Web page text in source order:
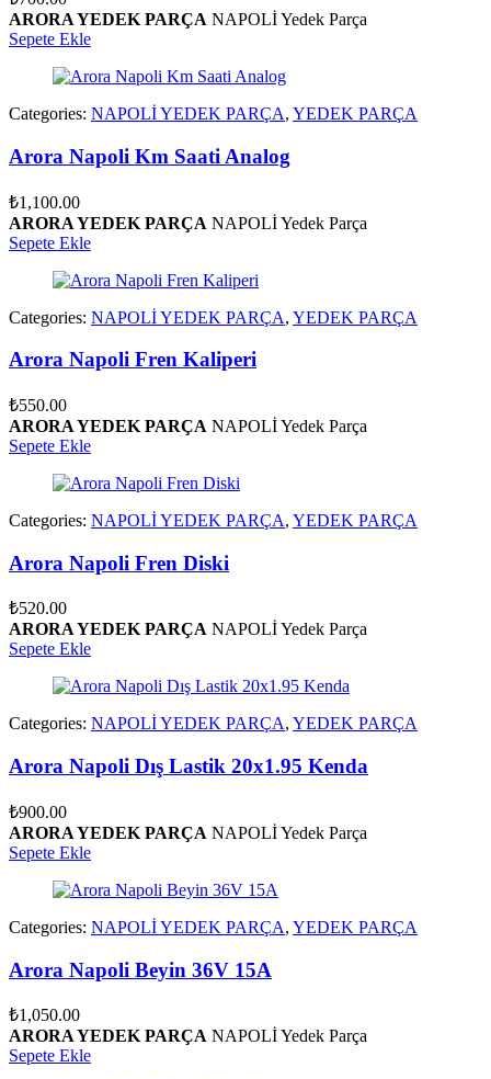
ARORA YEDEK PARÇA NAPOLİ Yedek Parça
Sepete Ekle
Categories: NAPOLİ YEDEK PARÇA, YEDEK PARÇA
Arora Napoli Km Saati Analog
₺1,100.00
ARORA YEDEK PARÇA NAPOLİ Yedek Parça
Sepete Ekle
Categories: NAPOLİ YEDEK PARÇA, YEDEK PARÇA
Arora Napoli Fren Kaliperi
₺550.00
ARORA YEDEK PARÇA NAPOLİ Yedek Parça
Sepete Ekle
Categories: NAPOLİ YEDEK PARÇA, YEDEK PARÇA
Arora Napoli Fren Diski
₺520.00
ARORA YEDEK PARÇA NAPOLİ Yedek Parça
Sepete Ekle
Categories: NAPOLİ YEDEK PARÇA, YEDEK PARÇA
Arora Napoli Dış Lastik 20x1.95 Kenda
₺900.00
ARORA YEDEK PARÇA NAPOLİ Yedek Parça
Sepete Ekle
Categories: NAPOLİ YEDEK PARÇA, YEDEK PARÇA
Arora Napoli Beyin 36V 15A
₺1,050.00
ARORA YEDEK PARÇA NAPOLİ Yedek Parça
Sepete Ekle